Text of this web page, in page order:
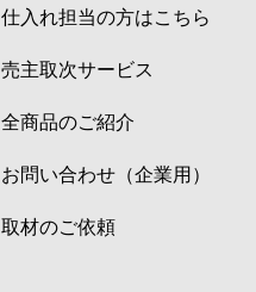
仕入れ担当の方はこちら
売主取次サービス
全商品のご紹介
お問い合わせ（企業用）
取材のご依頼